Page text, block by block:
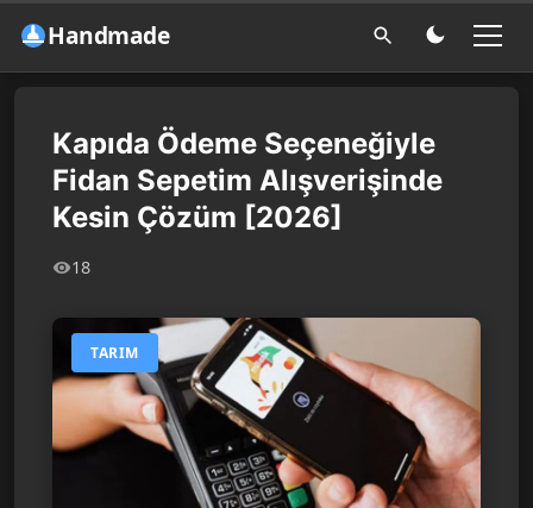
Handmade
Kapıda Ödeme Seçeneğiyle
Fidan Sepetim Alışverişinde
Kesin Çözüm [2026]
18
TARIM